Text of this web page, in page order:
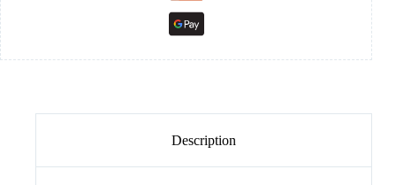
Description